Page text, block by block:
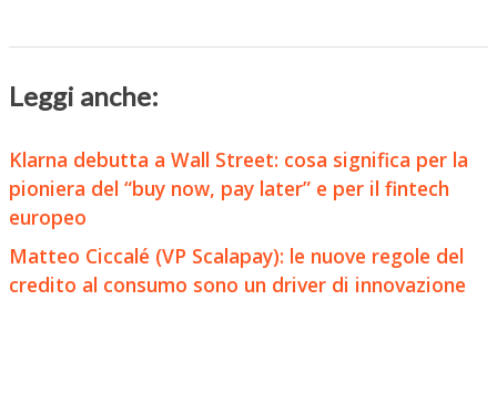
Leggi anche:
Klarna debutta a Wall Street: cosa significa per la
pioniera del “buy now, pay later” e per il fintech
europeo
Matteo Ciccalé (VP Scalapay): le nuove regole del
credito al consumo sono un driver di innovazione